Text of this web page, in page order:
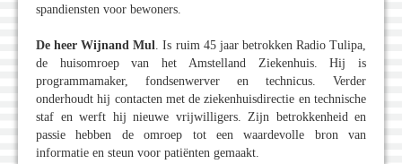
spandiensten voor bewoners.
De heer Wijnand Mul. Is ruim 45 jaar betrokken Radio Tulipa,
de huisomroep van het Amstelland Ziekenhuis. Hij is
programmamaker, fondsenwerver en technicus. Verder
onderhoudt hij contacten met de ziekenhuisdirectie en technische
staf en werft hij nieuwe vrijwilligers. Zijn betrokkenheid en
passie hebben de omroep tot een waardevolle bron van
informatie en steun voor patiënten gemaakt.